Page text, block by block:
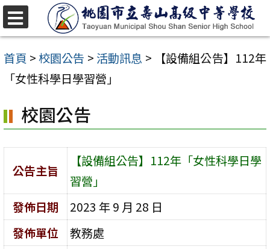
跳
至
主
容
區
首頁 >校園公告 > 活動訊息 >
【設備組公告】112年
「女性科學日學習營」
校園公告
公告主旨
【設備組公告】112年「女性科學日學
習營」
發佈日期
2023 年 9 月 28 日
發佈單位
教務處
選
單